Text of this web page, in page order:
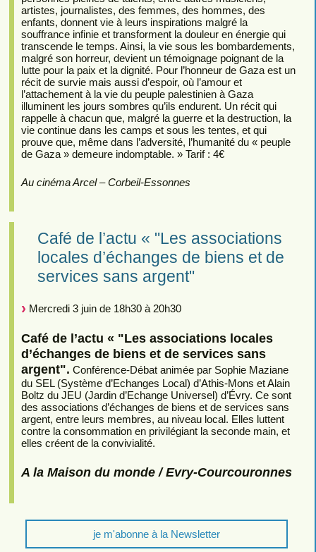
artistes, journalistes, des femmes, des hommes, des
enfants, donnent vie à leurs inspirations malgré la
souffrance infinie et transforment la douleur en énergie qui
transcende le temps. Ainsi, la vie sous les bombardements,
malgré son horreur, devient un témoignage poignant de la
lutte pour la paix et la dignité. Pour l’honneur de Gaza est un
récit de survie mais aussi d’espoir, où l’amour et
l’attachement à la vie du peuple palestinien à Gaza
illuminent les jours sombres qu’ils endurent. Un récit qui
rappelle à chacun que, malgré la guerre et la destruction, la
vie continue dans les camps et sous les tentes, et qui
prouve que, même dans l’adversité, l’humanité du « peuple
de Gaza » demeure indomptable. » Tarif : 4€
Au cinéma Arcel – Corbeil-Essonnes
Café de l’actu « "Les associations
locales d’échanges de biens et de
services sans argent"
Mercredi 3 juin de 18h30 à 20h30
Café de l’actu « "Les associations locales
d’échanges de biens et de services sans
argent". Conférence-Débat animée par Sophie Maziane
du SEL (Système d’Echanges Local) d’Athis-Mons et Alain
Boltz du JEU (Jardin d’Echange Universel) d’Évry. Ce sont
des associations d’échanges de biens et de services sans
argent, entre leurs membres, au niveau local. Elles luttent
contre la consommation en privilégiant la seconde main, et
elles créent de la convivialité.
A la Maison du monde / Evry-Courcouronnes
je m'abonne à la Newsletter